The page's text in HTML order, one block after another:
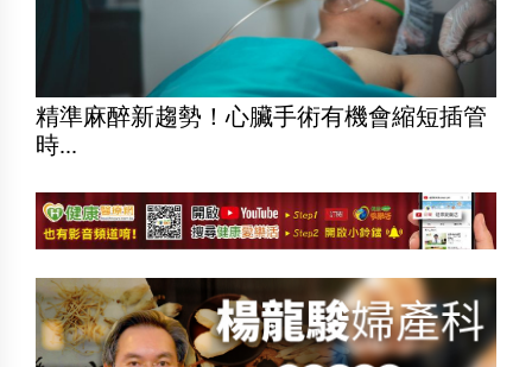
精準麻醉新趨勢！心臟手術有機會縮短插管
時...